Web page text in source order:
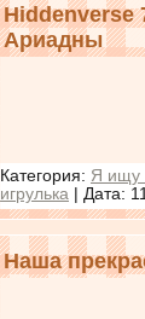
Hiddenverse
Ариадны
Категория: Я ищу
игрулька | Дата:
Наша